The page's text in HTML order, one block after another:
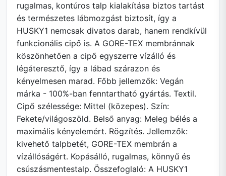
rugalmas, kontúros talp kialakítása biztos tartást
és természetes lábmozgást biztosít, így a
HUSKY1 nemcsak divatos darab, hanem rendkívül
funkcionális cipő is. A GORE-TEX membránnak
köszönhetően a cipő egyszerre vízálló és
légáteresztő, így a lábad szárazon és
kényelmesen marad. Főbb jellemzők: Vegán
márka - 100%-ban fenntartható gyártás. Textil.
Cipő szélessége: Mittel (közepes). Szín:
Fekete/világoszöld. Belső anyag: Meleg bélés a
maximális kényelemért. Rögzítés. Jellemzők:
kivehető talpbetét, GORE-TEX membrán a
vízállóságért. Kopásálló, rugalmas, könnyű és
csúszásmentestalp. Összefoglaló: A HUSKY1